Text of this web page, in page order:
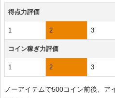
得点力評価
1 2 3
コイン稼ぎ力評価
1 2 3
ノーアイテムで500コイン前後、ア